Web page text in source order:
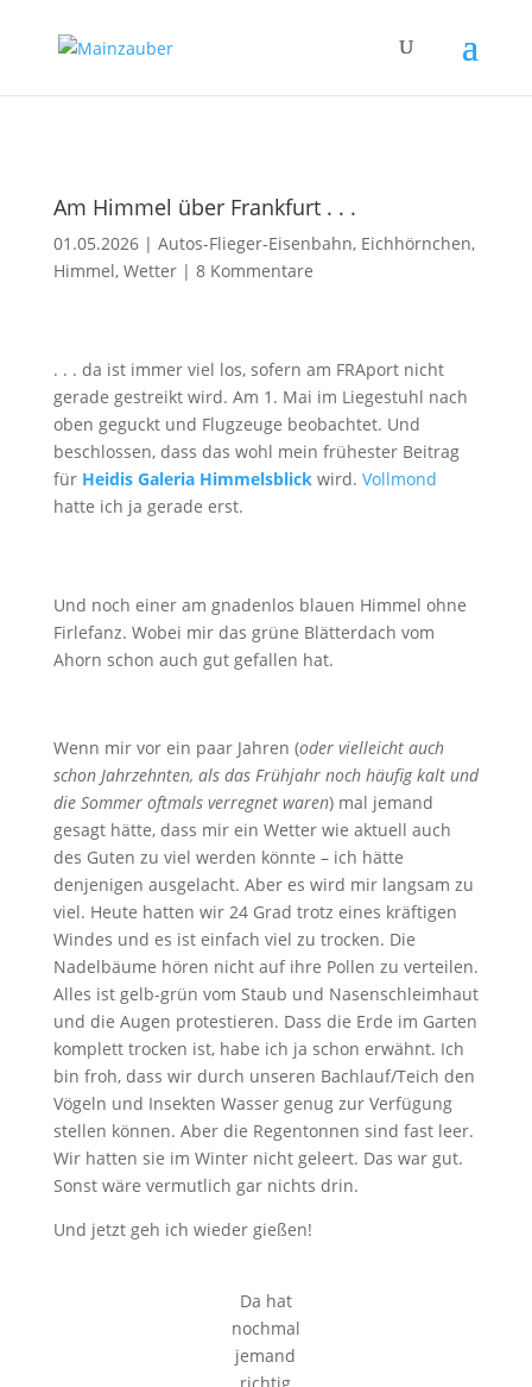
Am Himmel über Frankfurt . . .
01.05.2026| Autos-Flieger-Eisenbahn, Eichhörnchen,
Himmel, Wetter| 8 Kommentare
. . . da ist immer viel los, sofern am FRAport nicht
gerade gestreikt wird. Am 1. Mai im Liegestuhl nach
oben geguckt und Flugzeuge beobachtet. Und
beschlossen, dass das wohl mein frühester Beitrag
für Heidis Galeria Himmelsblickwird. Vollmond
hatte ich ja gerade erst.
Und noch einer am gnadenlos blauen Himmel ohne
Firlefanz. Wobei mir das grüne Blätterdach vom
Ahorn schon auch gut gefallen hat.
Wenn mir vor ein paar Jahren (oder vielleicht auch
schon Jahrzehnten, als das Frühjahr noch häufig kalt und
die Sommer oftmals verregnet waren) mal jemand
gesagt hätte, dass mir ein Wetter wie aktuell auch
des Guten zu viel werden könnte – ich hätte
denjenigen ausgelacht. Aber es wird mir langsam zu
viel. Heute hatten wir 24 Grad trotz eines kräftigen
Windes und es ist einfach viel zu trocken. Die
Nadelbäume hören nicht auf ihre Pollen zu verteilen.
Alles ist gelb-grün vom Staub und Nasenschleimhaut
und die Augen protestieren. Dass die Erde im Garten
komplett trocken ist, habe ich ja schon erwähnt. Ich
bin froh, dass wir durch unseren Bachlauf/Teich den
Vögeln und Insekten Wasser genug zur Verfügung
stellen können. Aber die Regentonnen sind fast leer.
Wir hatten sie im Winter nicht geleert. Das war gut.
Sonst wäre vermutlich gar nichts drin.
Und jetzt geh ich wieder gießen!
Da hat
nochmal
jemand